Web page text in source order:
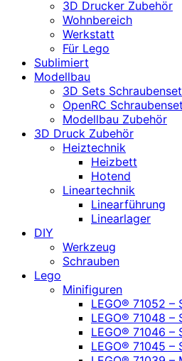
3D Drucker Zubehör
Wohnbereich
Werkstatt
Für Lego
Sublimiert
Modellbau
3D Sets
OpenRC
Modellbau Zubehör
3D Druck Zubehör
Heiztechnik
Heizbett
Hotend
Lineartechnik
Linearführung
Linearlager
DIY
Werkzeug
Schrauben
Lego
Minifiguren
LEGO® 71052 –
LEGO® 71048 –
LEGO® 71046 –
LEGO® 71045 –